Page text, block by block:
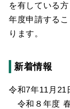
を有している
年度申請する
ります。
新着情報
令和7年11月21
令和８年度